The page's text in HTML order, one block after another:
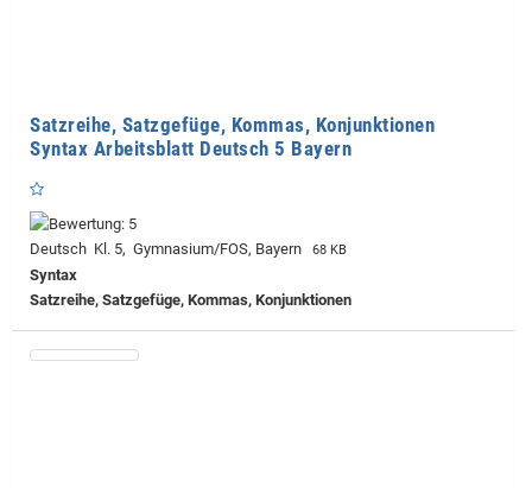
Satzreihe, Satzgefüge, Kommas, Konjunktionen
Syntax Arbeitsblatt Deutsch 5 Bayern
Deutsch Kl. 5, Gymnasium/FOS, Bayern 68 KB
Syntax
Satzreihe, Satzgefüge, Kommas, Konjunktionen